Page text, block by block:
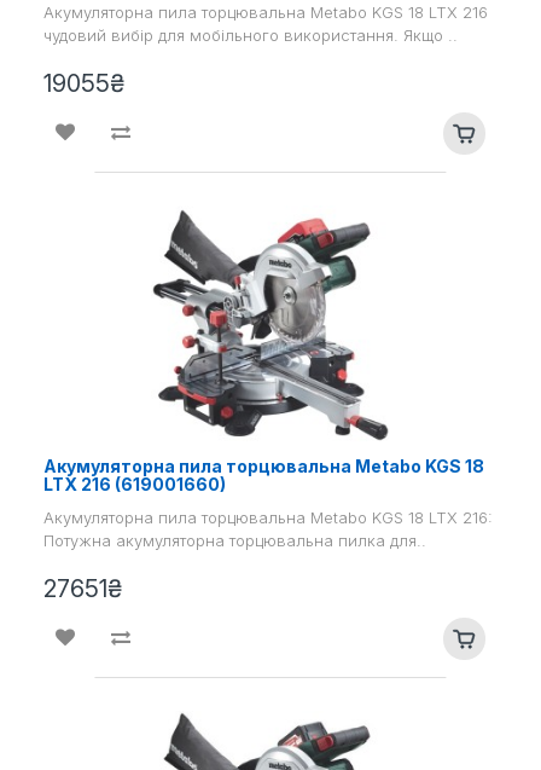
Акумуляторна пила торцювальна Metabo KGS 18 LTX 216
чудовий вибір для мобільного використання. Якщо ..
19055₴
Акумуляторна пила торцювальна Metabo KGS 18
LTX 216 (619001660)
Акумуляторна пила торцювальна Metabo KGS 18 LTX 216:
Потужна акумуляторна торцювальна пилка для..
27651₴